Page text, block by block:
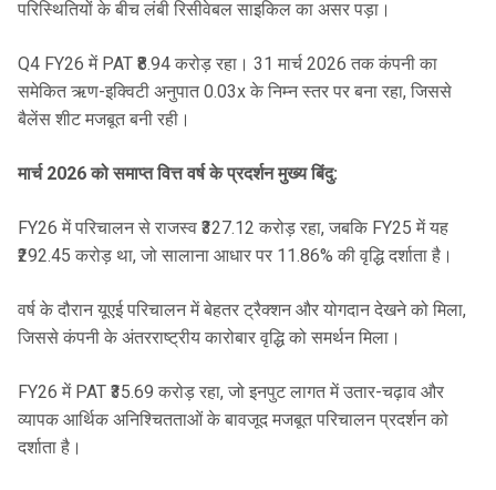
परिस्थितियों के बीच लंबी रिसीवेबल साइकिल का असर पड़ा।
Q4 FY26 में PAT ₹8.94 करोड़ रहा। 31 मार्च 2026 तक कंपनी का
समेकित ऋण-इक्विटी अनुपात 0.03x के निम्न स्तर पर बना रहा, जिससे
बैलेंस शीट मजबूत बनी रही।
मार्च 2026 को समाप्त वित्त वर्ष के प्रदर्शन मुख्य बिंदु:
FY26 में परिचालन से राजस्व ₹327.12 करोड़ रहा, जबकि FY25 में यह
₹292.45 करोड़ था, जो सालाना आधार पर 11.86% की वृद्धि दर्शाता है।
वर्ष के दौरान यूएई परिचालन में बेहतर ट्रैक्शन और योगदान देखने को मिला,
जिससे कंपनी के अंतरराष्ट्रीय कारोबार वृद्धि को समर्थन मिला।
FY26 में PAT ₹35.69 करोड़ रहा, जो इनपुट लागत में उतार-चढ़ाव और
व्यापक आर्थिक अनिश्चितताओं के बावजूद मजबूत परिचालन प्रदर्शन को
दर्शाता है।